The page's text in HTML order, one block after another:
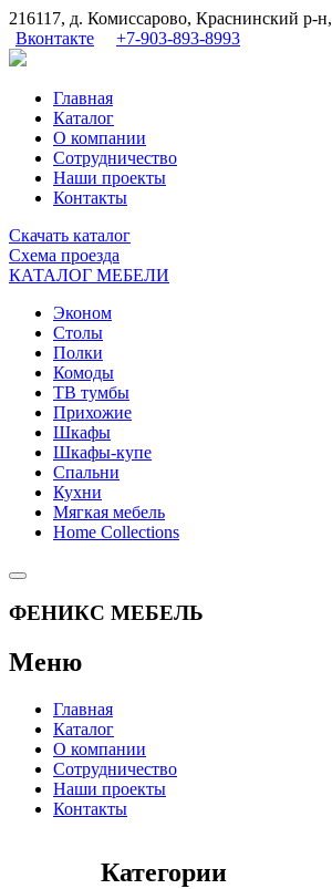
216117, д. Комиссарово, Краснинский р-
Вконтакте
+7-903-893-8993
Главная
Каталог
О компании
Сотрудничество
Наши проекты
Контакты
Скачать каталог
Схема проезда
КАТАЛОГ МЕБЕЛИ
Эконом
Столы
Полки
Комоды
ТВ тумбы
Прихожие
Шкафы
Шкафы-купе
Спальни
Кухни
Мягкая мебель
Home Collections
ФЕНИКС МЕБЕЛЬ
Меню
Главная
Каталог
О компании
Сотрудничество
Наши проекты
Контакты
Категории